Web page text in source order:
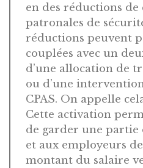
en des réductions de
patronales de
réductions peuvent
couplées avec un
d’une allocation de
ou d’une
CPAS. On appelle
Cette activation
de garder une partie
et aux employeurs
montant du salaire